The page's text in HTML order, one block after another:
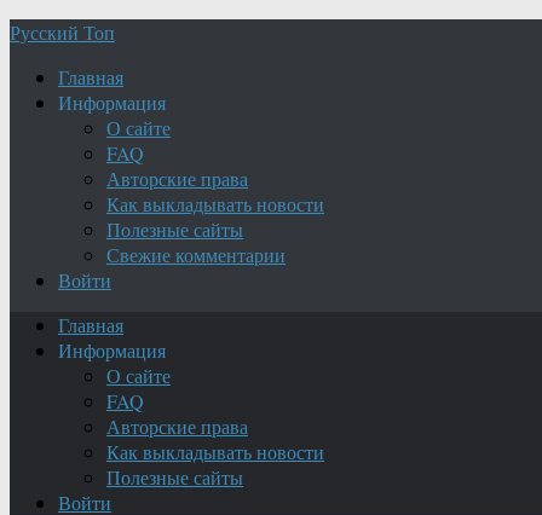
Русский Топ
Главная
Информация
О сайте
FAQ
Авторские права
Как выкладывать новости
Полезные сайты
Свежие комментарии
Войти
Главная
Информация
О сайте
FAQ
Авторские права
Как выкладывать новости
Полезные сайты
Войти